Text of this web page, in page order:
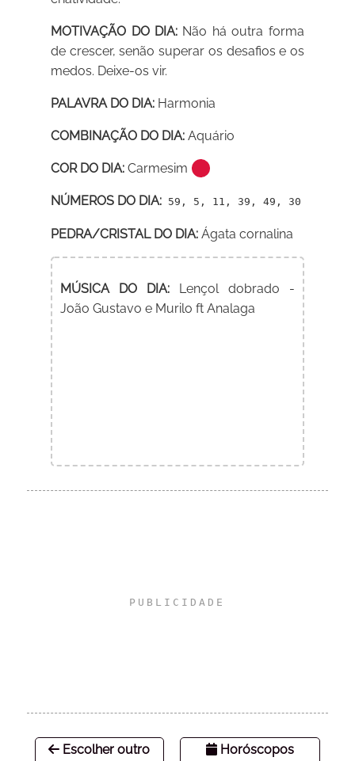
MOTIVAÇÃO DO DIA: Não há outra forma
de crescer, senão superar os desafios e os
medos. Deixe-os vir.
PALAVRA DO DIA: Harmonia
COMBINAÇÃO DO DIA: Aquário
COR DO DIA: Carmesim
NÚMEROS DO DIA: 59, 5, 11, 39, 49, 30
PEDRA/CRISTAL DO DIA: Ágata cornalina
MÚSICA DO DIA: Lençol dobrado -
João Gustavo e Murilo ft Analaga
Escolher outro
Horóscopos